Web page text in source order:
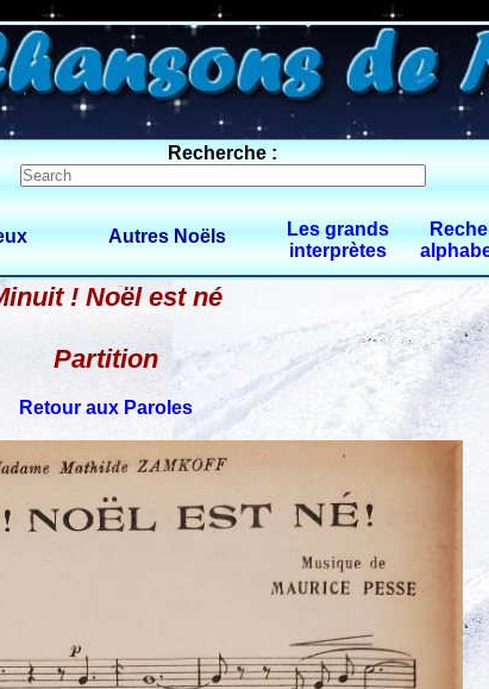
0 $limitbot 1 $limittot 2
Recherche :
Autres Noëls
Les grands
interprètes
! Noël est né
Partition
Retour aux Paroles